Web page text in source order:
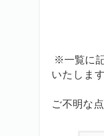
※一覧に
いたします
ご不明な